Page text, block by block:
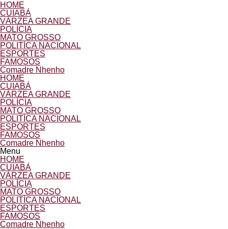
HOME
CUIABÁ
VÁRZEA GRANDE
POLÍCIA
MATO GROSSO
POLITÍCA NACIONAL
ESPORTES
FAMOSOS
Comadre Nhenho
HOME
CUIABÁ
VÁRZEA GRANDE
POLÍCIA
MATO GROSSO
POLITÍCA NACIONAL
ESPORTES
FAMOSOS
Comadre Nhenho
Menu
HOME
CUIABÁ
VÁRZEA GRANDE
POLÍCIA
MATO GROSSO
POLITÍCA NACIONAL
ESPORTES
FAMOSOS
Comadre Nhenho